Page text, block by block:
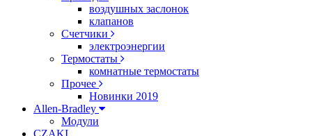
воздушных заслонок
клапанов
Счетчики
электроэнергии
Термостаты
комнатные термостаты
Прочее
Новинки 2019
Allen-Bradley
Модули
CZAKI